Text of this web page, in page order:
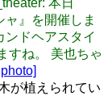
』を開催しま
ンドヘアスタイ
すね。 美也ちゃ
が植えられてい